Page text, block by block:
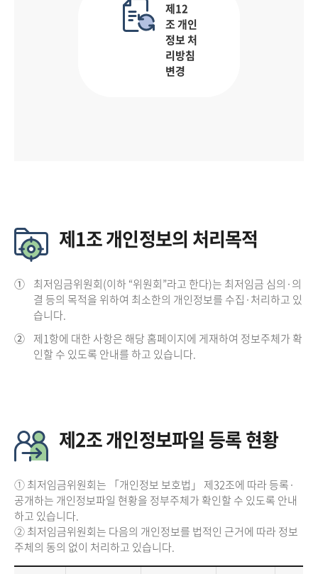
제12
조 개인
정보 처
리방침
변경
제1조 개인정보의 처리목적
① 최저임금위원회(이하 “위원회”라고 한다)는 최저임금 심의·의
결 등의 목적을 위하여 최소한의 개인정보를 수집·처리하고 있
습니다.
② 제1항에 대한 사항은 해당 홈페이지에 게재하여 정보주체가 확
인할 수 있도록 안내를 하고 있습니다.
제2조 개인정보파일 등록 현황
① 최저임금위원회는 「개인정보 보호법」 제32조에 따라 등록·
공개하는 개인정보파일 현황을 정부주체가 확인할 수 있도록 안내
하고 있습니다.
② 최저임금위원회는 다음의 개인정보를 법적인 근거에 따라 정보
주체의 동의 없이 처리하고 있습니다.